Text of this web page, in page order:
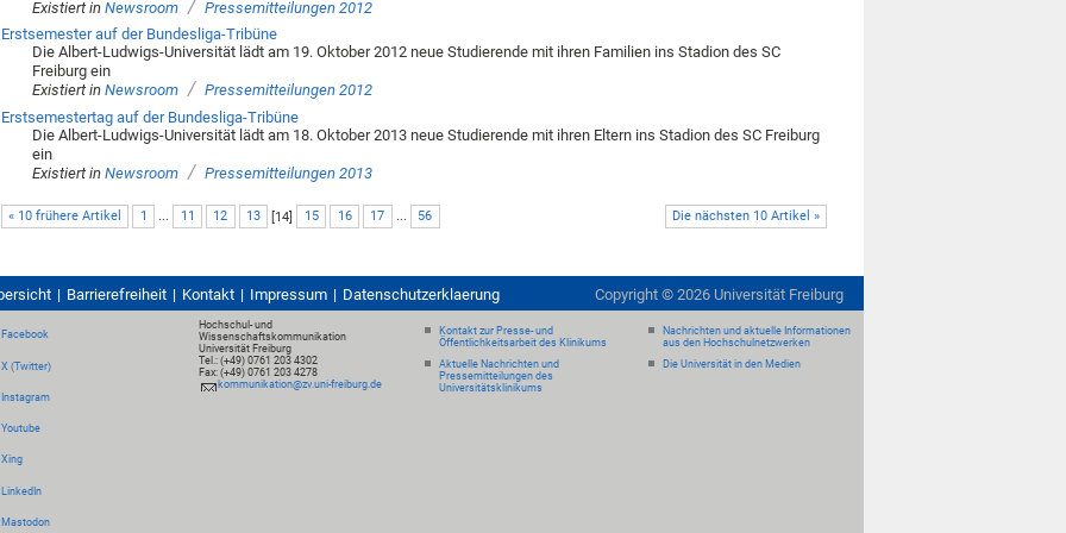
Existiert in Newsroom / Pressemitteilungen 2012
Erstsemester auf der Bundesliga-Tribüne
Die Albert-Ludwigs-Universität lädt am 19. Oktober 2012 neue Studierende mit ihren Familien ins Stadion des SC
Freiburg ein
Existiert in Newsroom / Pressemitteilungen 2012
Erstsemestertag auf der Bundesliga-Tribüne
Die Albert-Ludwigs-Universität lädt am 18. Oktober 2013 neue Studierende mit ihren Eltern ins Stadion des SC Freiburg
ein
Existiert in Newsroom / Pressemitteilungen 2013
« 10 frühere Artikel Die nächsten 10 Artikel »
1 ... 11 12 13 [14] 15 16 17 ... 56
Barrierefreiheit Kontakt Impressum Datenschutzerklaerung Copyright © 2026 Universität Freiburg
Facebook
X (Twitter)
Instagram
Youtube
Xing
LinkedIn
Mastodon
Hochschul- und
Wissenschaftskommunikation
Universität Freiburg
Tel.: (+49) 0761 203 4302
Fax: (+49) 0761 203 4278
kommunikation@zv.uni-freiburg.de
Kontakt zur Presse- und
Öffentlichkeitsarbeit des Klinikums
Aktuelle Nachrichten und
Pressemitteilungen des
Universitätsklinikums
Nachrichten und aktuelle Informationen
aus den Hochschulnetzwerken
Die Universität in den Medien